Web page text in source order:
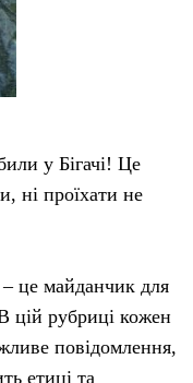
у Бігачі! Це
ні проїхати не
майданчик для
цій рубриці кожен
повідомлення,
етиці та